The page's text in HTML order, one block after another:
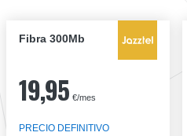
Fibra 300Mb
19,95 €/mes
PRECIO DEFINITIVO